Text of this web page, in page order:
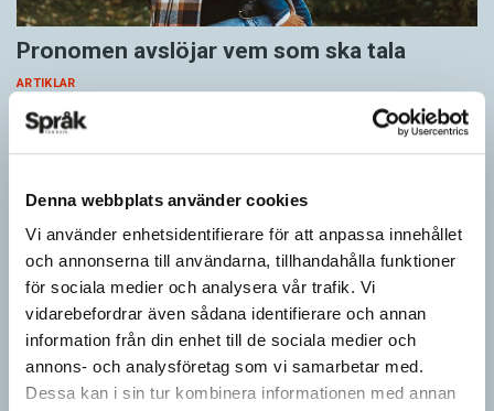
Denna webbplats använder cookies
Vi använder enhetsidentifierare för att anpassa innehållet
och annonserna till användarna, tillhandahålla funktioner
för sociala medier och analysera vår trafik. Vi
vidarebefordrar även sådana identifierare och annan
information från din enhet till de sociala medier och
annons- och analysföretag som vi samarbetar med.
Dessa kan i sin tur kombinera informationen med annan
Pronomen avslöjar vem som ska tala
ARTIKLAR
Vid två års ålder har barn begränsad förståelse för
meningsstruktur. Ändå har tvååringar lärt sig grunderna